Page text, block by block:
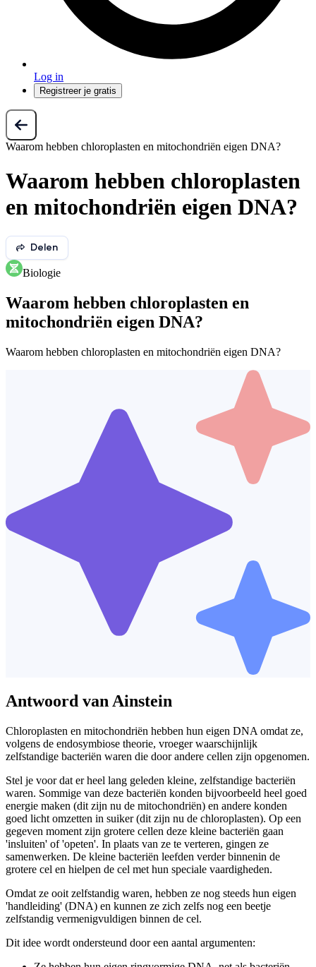
Log in
Registreer je gratis
Waarom hebben chloroplasten en mitochondriën eigen DNA?
Waarom hebben chloroplasten
en mitochondriën eigen DNA?
Delen
Biologie
Waarom hebben chloroplasten en
mitochondriën eigen DNA?
Waarom hebben chloroplasten en mitochondriën eigen DNA?
Antwoord van Ainstein
Chloroplasten en mitochondriën hebben hun eigen DNA omdat ze,
volgens de endosymbiose theorie, vroeger waarschijnlijk
zelfstandige bacteriën waren die door andere cellen zijn opgenomen.
Stel je voor dat er heel lang geleden kleine, zelfstandige bacteriën
waren. Sommige van deze bacteriën konden bijvoorbeeld heel goed
energie maken (dit zijn nu de mitochondriën) en andere konden
goed licht omzetten in suiker (dit zijn nu de chloroplasten). Op een
gegeven moment zijn grotere cellen deze kleine bacteriën gaan
'insluiten' of 'opeten'. In plaats van ze te verteren, gingen ze
samenwerken. De kleine bacteriën leefden verder binnenin de
grotere cel en hielpen de cel met hun speciale vaardigheden.
Omdat ze ooit zelfstandig waren, hebben ze nog steeds hun eigen
'handleiding' (DNA) en kunnen ze zich zelfs nog een beetje
zelfstandig vermenigvuldigen binnen de cel.
Dit idee wordt ondersteund door een aantal argumenten: